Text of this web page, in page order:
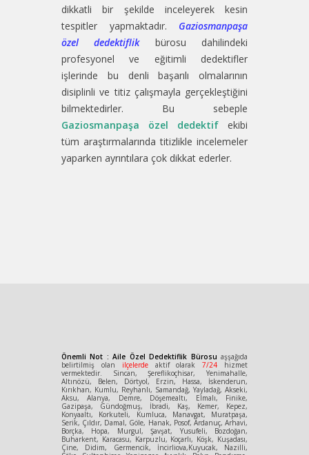
dikkatli bir şekilde inceleyerek kesin
tespitler yapmaktadır. Gaziosmanpaşa
özel dedektiflikbürosu dahilindeki
profesyonel ve eğitimli dedektifler
işlerinde bu denli başarılı olmalarının
disiplinli ve titiz çalışmayla gerçekleştiğini
bilmektedirler. Bu sebeple
Gaziosmanpaşa özel dedektif ekibi
tüm araştırmalarında titizlikle incelemeler
yaparken ayrıntılara çok dikkat ederler.
Önemli Not : Aile Özel Dedektiflik Bürosu aşşağıda
belirtilmiş olan ilçelerdeaktif olarak7/24 hizmet
vermektedir. Sincan, Şereflikoçhisar, Yenimahalle,
Altınözü, Belen, Dörtyol, Erzin, Hassa, İskenderun,
Kırıkhan, Kumlu, Reyhanlı, Samandağ, Yayladağ, Akseki,
Aksu, Alanya, Demre, Döşemealtı, Elmalı, Finike,
Gazipaşa, Gündoğmuş, İbradi, Kaş, Kemer, Kepez,
Konyaaltı, Korkuteli, Kumluca, Manavgat, Muratpaşa,
Serik, Çıldır, Damal, Göle, Hanak, Posof, Ardanuç, Arhavi,
Borçka, Hopa, Murgul, Şavşat, Yusufeli, Bozdoğan,
Buharkent, Karacasu, Karpuzlu, Koçarlı, Köşk, Kuşadası,
Çine, Didim, Germencik, İncirliova,Kuyucak, Nazilli,